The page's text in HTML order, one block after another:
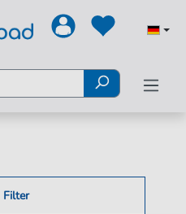
Filter